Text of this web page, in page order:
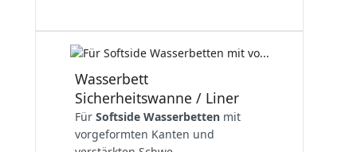
Wasserbett
Sicherheitswanne / Liner
Für Softside Wasserbetten mit
vorgeformten Kanten und